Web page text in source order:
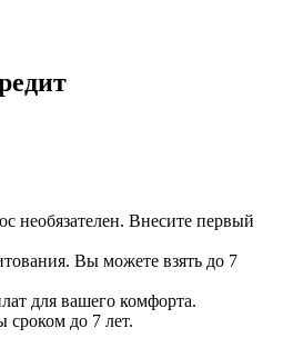
необязателен. Внесите первый
Вы можете взять до 7
для вашего комфорта.
сроком до 7 лет.